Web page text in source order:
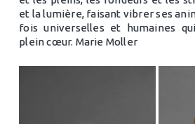
et la lumière, faisant vibrer ses
fois universelles et humaines
plein cœur. Marie Moller